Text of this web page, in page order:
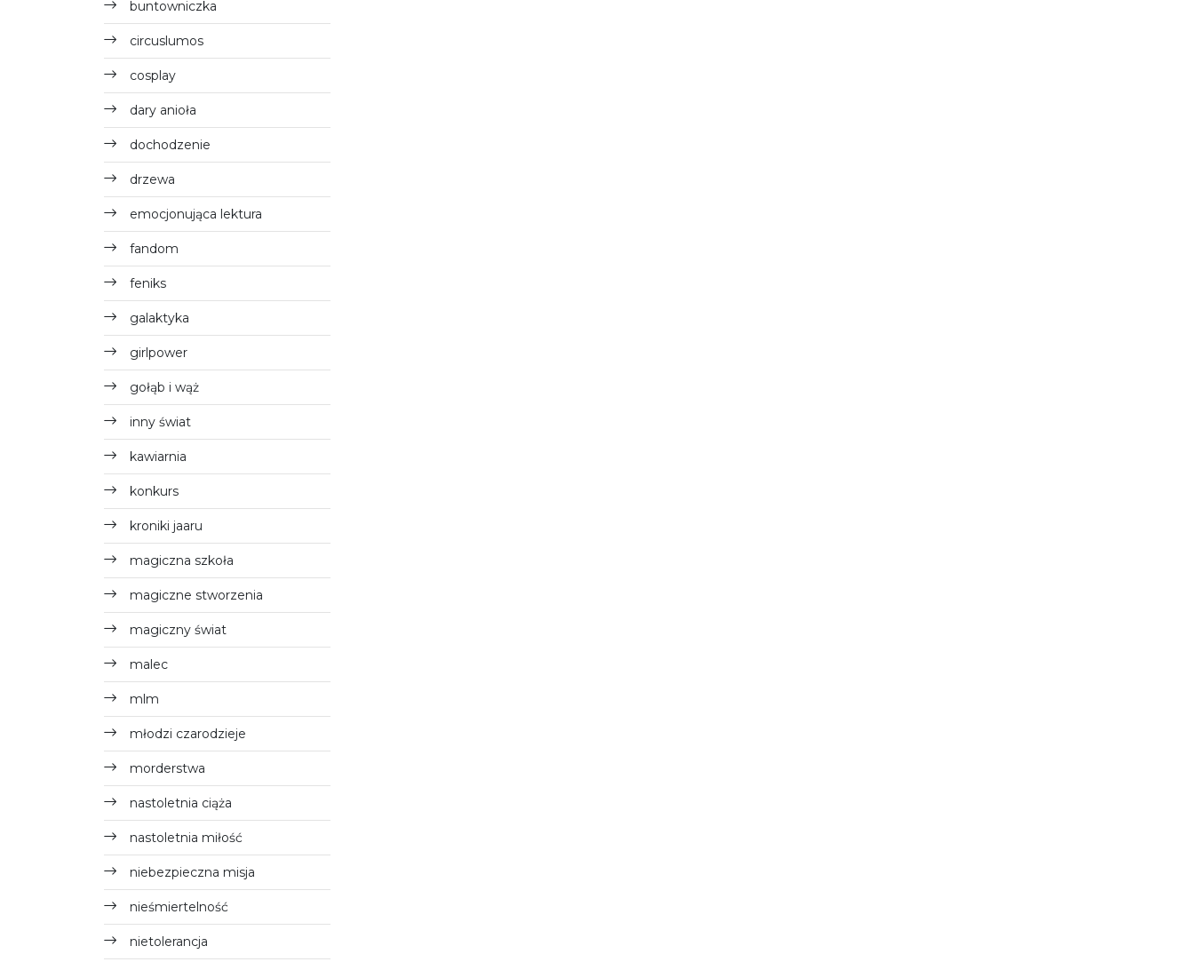
buntowniczka
circuslumos
cosplay
dary anioła
dochodzenie
drzewa
emocjonująca lektura
fandom
feniks
galaktyka
girlpower
gołąb i wąż
inny świat
kawiarnia
konkurs
kroniki jaaru
magiczna szkoła
magiczne stworzenia
magiczny świat
malec
mlm
młodzi czarodzieje
morderstwa
nastoletnia ciąża
nastoletnia miłość
niebezpieczna misja
nieśmiertelność
nietolerancja